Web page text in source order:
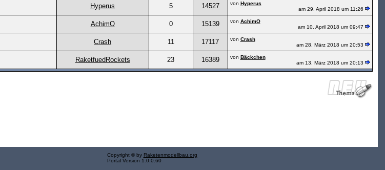
Hyperus 5 14527 von Hyperus
am 29. April 2018 um 11:26
AchimO 0 15139 von AchimO
am 10. April 2018 um 09:47
Crash 11 17117 von Crash
am 28. März 2018 um 20:53
RaketfuedRockets 23 16389 von Bäckchen
am 13. März 2018 um 20:13
Copyright © by Raketenmodellbau.org
Portal Version 1.0.0.60